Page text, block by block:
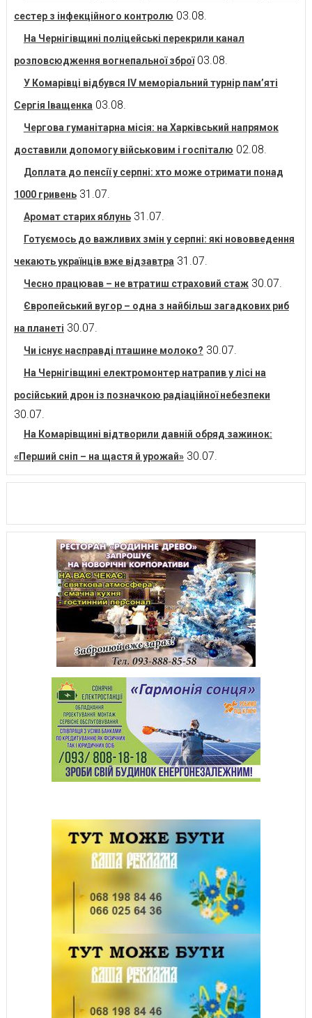
сестер з інфекційного контролю 03.08.
На Чернігівщині поліцейські перекрили канал
розповсюдження вогнепальної зброї 03.08.
У Комарівці відбувся IV меморіальний турнір пам’яті
Сергія Іващенка 03.08.
Чергова гуманітарна місія: на Харківський напрямок
доставили допомогу військовим і госпіталю 02.08.
Доплата до пенсії у серпні: хто може отримати понад
1000 гривень 31.07.
Аромат старих яблунь 31.07.
Готуємось до важливих змін у серпні: які нововведення
чекають українців вже відзавтра 31.07.
Чесно працював – не втратиш страховий стаж 30.07.
Європейський вугор – одна з найбільш загадкових риб
на планеті 30.07.
Чи існує насправді пташине молоко? 30.07.
На Чернігівщині електромонтер натрапив у лісі на
російський дрон із позначкою радіаційної небезпеки
30.07.
На Комарівщині відтворили давній обряд зажинок:
«Перший сніп – на щастя й урожай» 30.07.